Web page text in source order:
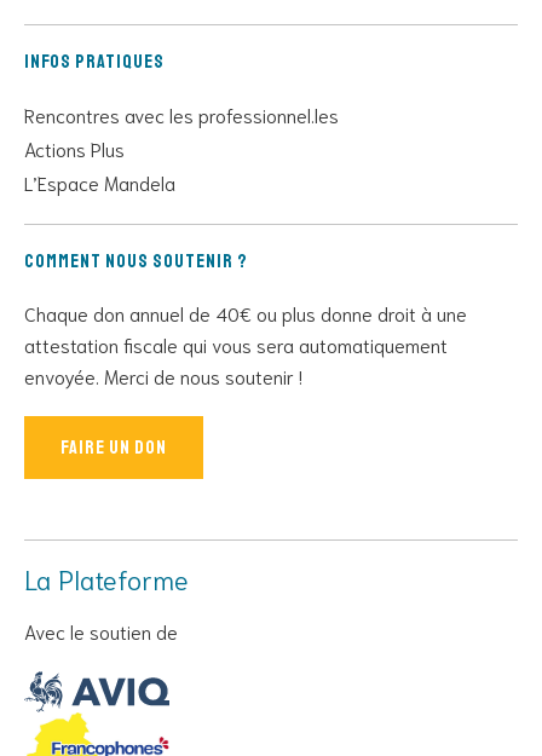
Infos pratiques
Rencontres avec les professionnel.les
Actions Plus
L’Espace Mandela
Comment nous soutenir ?
Chaque don annuel de 40€ ou plus donne droit à une
attestation fiscale qui vous sera automatiquement
envoyée. Merci de nous soutenir !
Faire un don
La Plateforme
Avec le soutien de